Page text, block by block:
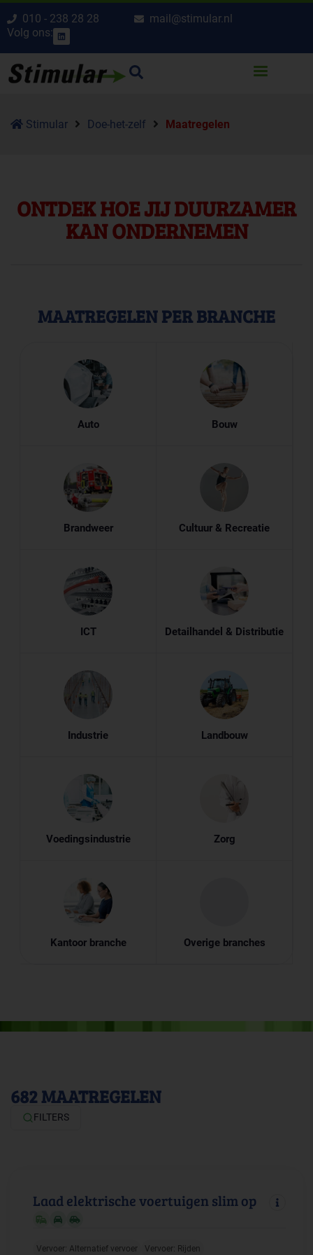
010 - 238 28 28
mail@stimular.nl
Volg ons:
Stimular Doe-het-zelf Maatregelen
ONTDEK HOE JIJ DUURZAMER
KAN ONDERNEMEN
MAATREGELEN PER BRANCHE
Auto Bouw
Brandweer Cultuur & Recreatie
ICT Detailhandel & Distributie
Industrie Landbouw
Voedingsindustrie Zorg
Kantoor branche Overige branches
682 MAATREGELEN
FILTERS
Laad elektrische voertuigen slim op
Vervoer: Alternatief vervoer Vervoer: Rijden